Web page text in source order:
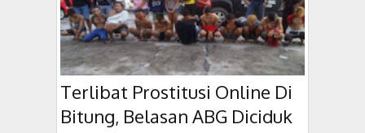
Terlibat Prostitusi Online Di
Bitung, Belasan ABG Diciduk